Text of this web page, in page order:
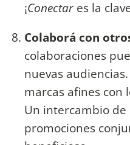
¡Conectar es la
Colaborá con
colaboraciones
nuevas
marcas afines con
Un intercambio
promociones